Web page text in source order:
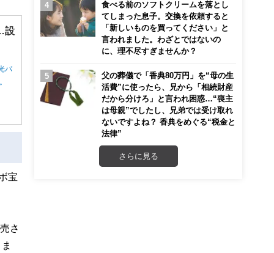
設
パ
宝
さ
食べる前のソフトクリームを落とし
てしまった息子。交換を依頼すると
「新しいものを買ってください」と
言われました。わざとではないの
に、理不尽すぎませんか？
父の葬儀で「香典80万円」を“母の生
活費”に使ったら、兄から「相続財産
だから分けろ」と言われ困惑…“喪主
は母親”でしたし、兄弟では受け取れ
ないですよね？ 香典をめぐる“税金と
法律”
さらに見る